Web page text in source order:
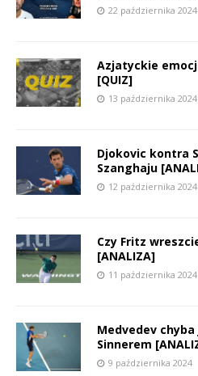
22 października 2024
Azjatyckie
[QUIZ]
13 października 2024
Djokovic kontra
Szanghaju
12 października 2024
Czy Fritz
[ANALIZA]
11 października 2024
Medvedev
Sinnerem
9 października 2024